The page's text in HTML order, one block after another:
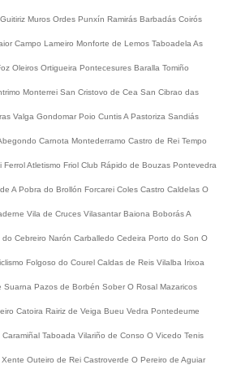
Guitiriz Muros Ordes Punxín Ramirás Barbadás Coirós
Campo Lameiro Monforte de Lemos Taboadela As
Oleiros Ortigueira Pontecesures Baralla Tomiño
Monterrei San Cristovo de Cea San Cibrao das
Valga Gondomar Poio CuntisA Pastoriza Sandiás
Carnota Montederramo Castro de Rei Tempo
FerrolAtletismo Friol Club Rápido de Bouzas Pontevedra
A Pobra do Brollón Forcarei Coles Castro Caldelas O
Vila de Cruces Vilasantar Baiona BoborásA
Cebreiro Narón Carballedo Cedeira Porto do Son O
Folgoso do Courel Caldas de Reis Vilalba Irixoa
Suarna Pazos de Borbén Sober O Rosal Mazaricos
Catoira Rairiz de Veiga Bueu Vedra Pontedeume
Taboada Vilariño de Conso O Vicedo Tenis
Xente Outeiro de Rei Castroverde O Pereiro de Aguiar